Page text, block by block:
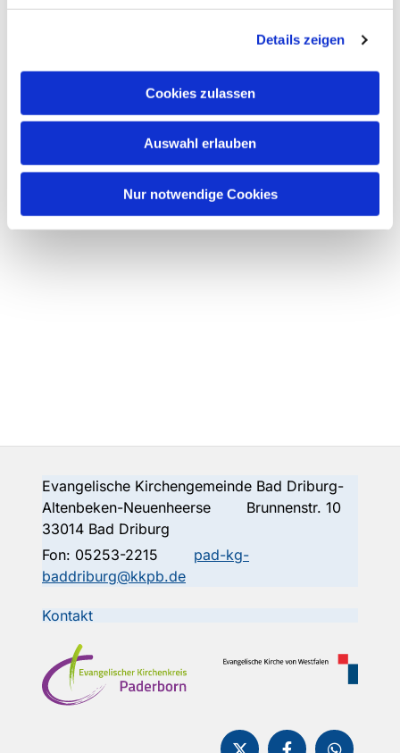
Details zeigen
Cookies zulassen
Auswahl erlauben
Nur notwendige Cookies
Evangelische Kirchengemeinde Bad Driburg-
Altenbeken-Neuenheerse Brunnenstr. 10
33014 Bad Driburg
Fon: 05253-2215
pad-kg-
baddriburg@kkpb.de
Kontakt